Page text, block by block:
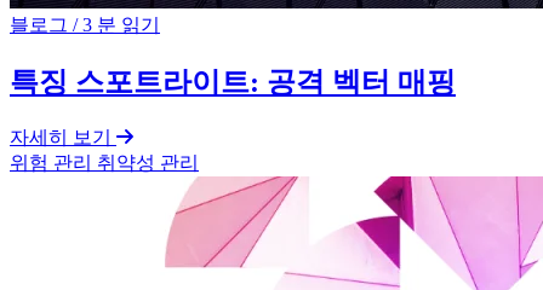
블로그 /3 분 읽기
특징 스포트라이트: 공격 벡터 매핑
자세히 보기
위험 관리 취약성 관리